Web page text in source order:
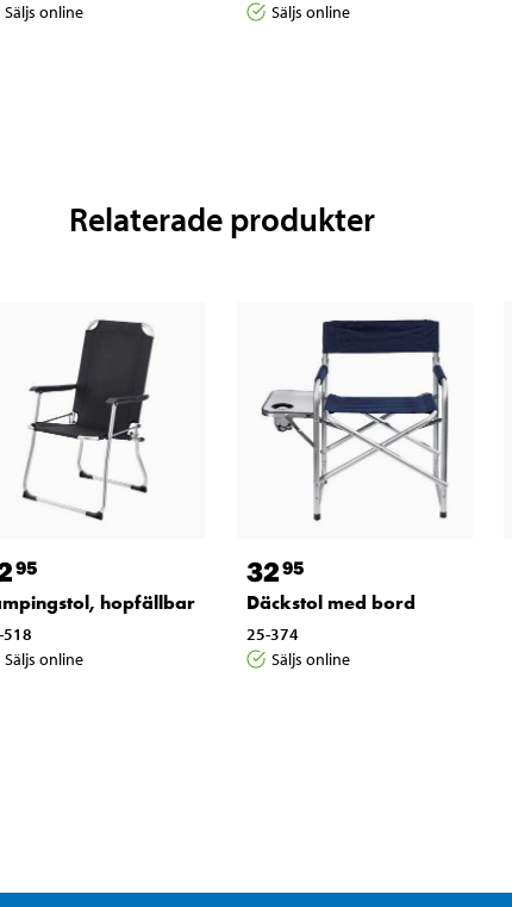
Säljs online
Säljs online
Relaterade produkter
95
hopfällbar
518
Säljs online
3295
Däckstol med bord
25-374
Säljs online